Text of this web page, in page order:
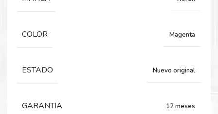
COLOR Magenta
ESTADO Nuevo original
GARANTIA 12 meses